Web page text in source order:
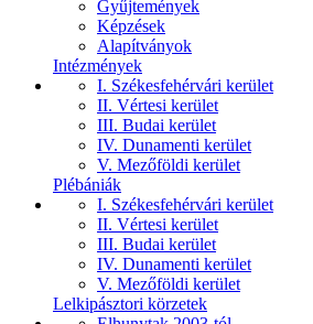
Gyűjtemények
Képzések
Alapítványok
Intézmények
I. Székesfehérvári kerület
II. Vértesi kerület
III. Budai kerület
IV. Dunamenti kerület
V. Mezőföldi kerület
Plébániák
I. Székesfehérvári kerület
II. Vértesi kerület
III. Budai kerület
IV. Dunamenti kerület
V. Mezőföldi kerület
Lelkipásztori körzetek